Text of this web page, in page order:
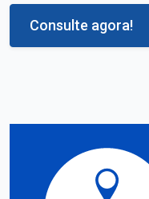
Consulte agora!